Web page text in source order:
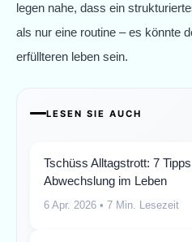
legen nahe, dass ein
als nur eine routine – es könnte
erfüllteren leben sein.
LESEN SIE AUCH
Tschüss Alltagstrott: 7
Abwechslung im Leben
6 Apr. 2026 • 7 Min. Lesezeit